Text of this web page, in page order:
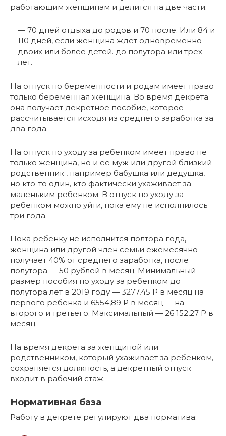
работающим женщинам и делится на две части:
— 70 дней отдыха до родов и 70 после. Или 84 и
110 дней, если женщина ждет одновременно
двоих или более детей. до полутора или трех
лет.
На отпуск по беременности и родам имеет право
только беременная женщина. Во время декрета
она получает декретное пособие, которое
рассчитывается исходя из среднего заработка за
два года.
На отпуск по уходу за ребенком имеет право не
только женщина, но и ее муж или другой близкий
родственник , например бабушка или дедушка,
но кто-то один, кто фактически ухаживает за
маленьким ребенком. В отпуск по уходу за
ребенком можно уйти, пока ему не исполнилось
три года.
Пока ребенку не исполнится полтора года,
женщина или другой член семьи ежемесячно
получает 40% от среднего заработка, после
полутора — 50 рублей в месяц. Минимальный
размер пособия по уходу за ребенком до
полутора лет в 2019 году — 3277,45 Р в месяц на
первого ребенка и 6554,89 Р в месяц — на
второго и третьего. Максимальный — 26 152,27 Р в
месяц.
На время декрета за женщиной или
родственником, который ухаживает за ребенком,
сохраняется должность, а декретный отпуск
входит в рабочий стаж.
Нормативная база
Работу в декрете регулируют два норматива: